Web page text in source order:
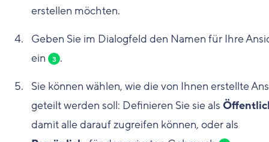
erstellen möchten.
Geben Sie im Dialogfeld den Namen für Ihre
ein
3 .
Sie können wählen, wie die von Ihnen erstellte
geteilt werden soll: Definieren Sie sie als
damit alle darauf zugreifen können, oder als